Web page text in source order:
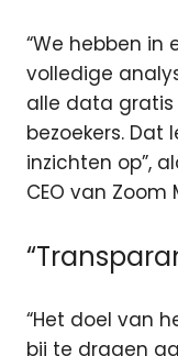
“We hebben in
volledige
alle data gratis
bezoekers.
inzichten op”,
CEO van Zoom
“Het doel van
bij te dragen